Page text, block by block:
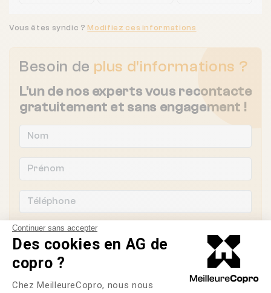
Continuer sans accepter
Des cookies en AG de
copro ?
Plateforme de Gestion du
Chez MeilleureCopro, nous nous
Besoin de plus d'informations ?
L'un de nos experts vous recontacte
gratuitement et sans engagement !
Vous êtes syndic ? Modifiez ces informations